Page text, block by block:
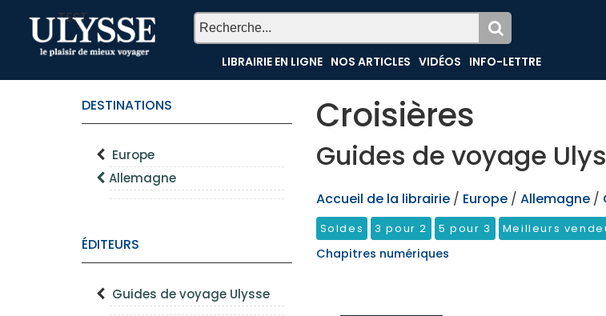
TEST
LIBRAIRIE EN LIGNE NOS ARTICLES VIDÉOS INFO-LETTRE
DESTINATIONS
Europe
Allemagne
ÉDITEURS
Guides de voyage Ulysse
Croisières
Guides de voyage
Accueil de la librairie / Europe / Allemagne /
Soldes 3 pour 2 5 pour 3 Meilleurs
Chapitres numériques